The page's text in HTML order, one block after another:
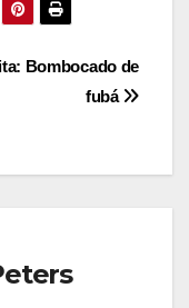
Bombocado de
fubá